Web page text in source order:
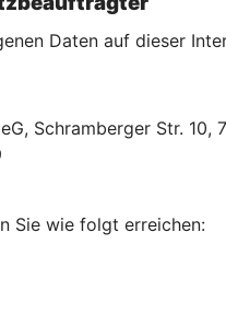
Daten auf dieser
Schramberger Str. 10,
Sie wie folgt erreichen: